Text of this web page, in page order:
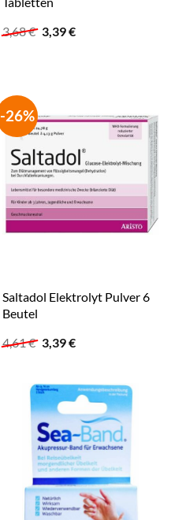
3,68€ Ursprünglicher
3,39€Aktueller
-26%
Saltadol Elektrolyt Pulver 6
Beutel
4,61€ Ursprünglicher
3,39€Aktueller